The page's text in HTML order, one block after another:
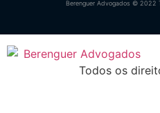
Berenguer Advogados © 2022
Todos os